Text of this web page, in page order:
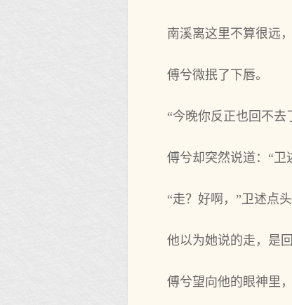
南溪离这里不算很远
傅兮微抿了下唇。
“今晚你反正也回不去
傅兮却突然说道：“卫
“走？好啊，”卫述点头
他以为她说的走，是
傅兮望向他的眼神里